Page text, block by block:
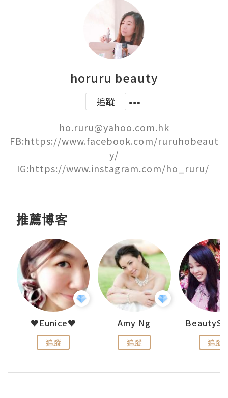
horuru beauty
追蹤
ho.ruru@yahoo.com.hk
FB:https://www.facebook.com/ruruhobeaut
y/
IG:https://www.instagram.com/ho_ruru/
推薦博客
♥Eunice♥
追蹤
Amy Ng
追蹤 追蹤